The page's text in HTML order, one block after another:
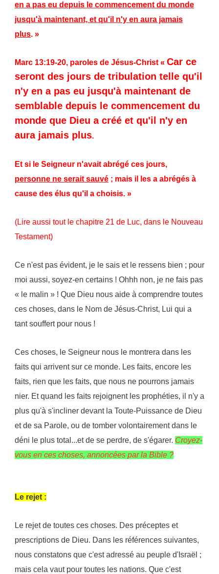
en a pas eu depuis le commencement du monde
jusqu'à maintenant, et qu'il n'y en aura jamais
plus. »
Marc 13:19-20, paroles de Jésus-Christ « Car ce
seront des jours de tribulation telle qu'il
n'y en a pas eu jusqu'à maintenant de
semblable depuis le commencement du
monde que Dieu a créé et qu'il n'y en
aura jamais plus.
Et si le Seigneur n'avait abrégé ces jours,
personne ne serait sauvé ; mais il les a abrégés à
cause des élus qu'il a choisis. »
(Lire aussi tout le chapitre 21 de Luc, dans le Nouveau
Testament)
Ce n'est pas évident, je le sais et le ressens bien ; pour
moi aussi, soyez-en certains ! Ohhh non, je ne fais pas
« le malin » ! Que Dieu nous aide à comprendre toutes
ces choses, dans le Nom de Jésus-Christ, Lui qui a
tant souffert pour nous !
Ces choses, le Seigneur nous le montrera dans les
faits qui arrivent sur ce monde. Les faits, encore les
faits, rien que les faits, que nous ne pourrons jamais
nier. Et quand les faits rejoignent les prophéties, il n'y a
plus qu'à s'incliner devant la Toute-Puissance de Dieu
et de sa Parole, ou de tomber volontairement dans le
déni le plus total...et de se perdre, de s'égarer. Croyez-
vous en ces choses, annoncées par la Bible ?
Le rejet :
Le rejet de toutes ces choses. Des préceptes et
prescriptions de Dieu. Dans les références suivantes,
nous constatons que c'est adressé au peuple d'Israël ;
mais cela vaut pour toutes les nations. Que c'est